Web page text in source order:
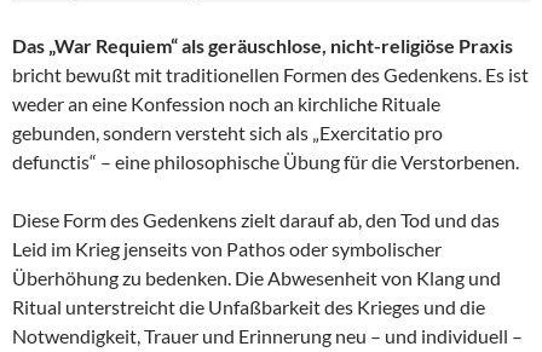
Das „War Requiem“ als geräuschlose, nicht-religiöse Praxis
bricht bewußt mit traditionellen Formen des Gedenkens. Es ist
weder an eine Konfession noch an kirchliche Rituale
gebunden, sondern versteht sich als „Exercitatio pro
defunctis“ – eine philosophische Übung für die Verstorbenen.
Diese Form des Gedenkens zielt darauf ab, den Tod und das
Leid im Krieg jenseits von Pathos oder symbolischer
Überhöhung zu bedenken. Die Abwesenheit von Klang und
Ritual unterstreicht die Unfaßbarkeit des Krieges und die
Notwendigkeit, Trauer und Erinnerung neu – und individuell –